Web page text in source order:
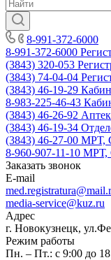
8-991-372-6000
8-991-372-6000
(3843) 320-053
(3843) 74-04-04
(3843) 46-19-29
8-983-225-46-43
(3843) 46-26-92
(3843) 46-19-34
(3843) 46-27-00 МРТ,
8-960-907-11-10 МРТ,
Заказать звонок
E-mail
media-service@kuz.ru
Адрес
г. Новокузнецк,
Режим работы
Пн. – Пт.: с 9:00 до